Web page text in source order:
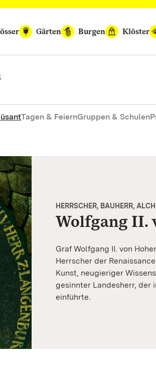
Gärten Burgen Klöster
Tagen & FeiernGruppen & Schulen
HERRSCHER, BAUHERR,
Wolfgang II.
Graf Wolfgang II. von
Herrscher der
Kunst, neugieriger
gesinnter Landesherr, der
einführte.